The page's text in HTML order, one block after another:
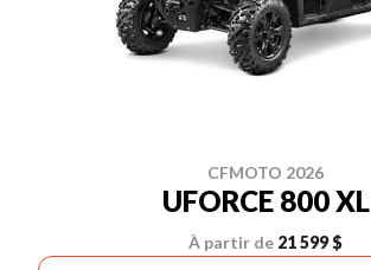
CFMOTO 2026
UFORCE 800 XL
À partir de 21 599 $